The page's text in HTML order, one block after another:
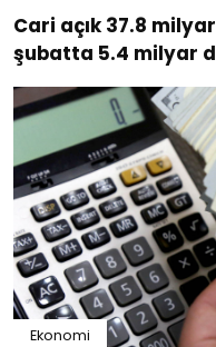
Cari açık 37.8
şubatta 5.4 milyar
sermaye çıkışı oldu
Ekonomi